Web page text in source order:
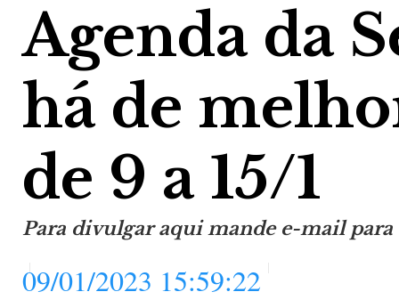
Agenda da
há de
de 9 a 15/1
Para divulgar aqui mande e-mail
09/01/2023 15:59:22